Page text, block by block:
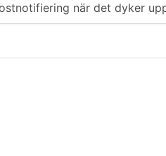
när det dyker